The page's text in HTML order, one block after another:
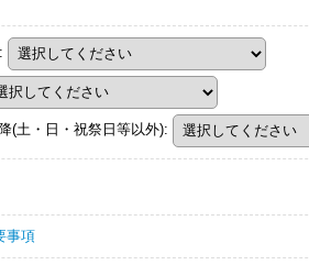
:
(土・日・祝祭日等以外):
事項